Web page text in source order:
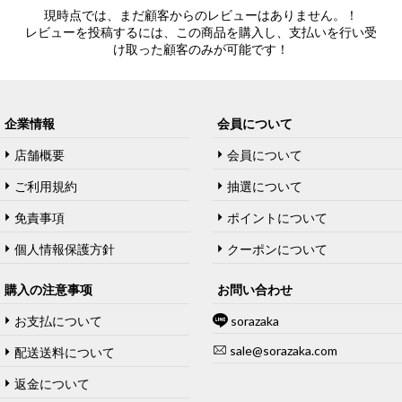
現時点では、まだ顧客からのレビューはありません。！
レビューを投稿するには、この商品を購入し、支払いを行い受
け取った顧客のみが可能です！
企業情報
店舗概要
ご利用規約
免責事項
個人情報保護方針
会員について
会員について
抽選について
ポイントについて
クーポンについて
購入の注意事项
お支払について
配送送料について
返金について
お問い合わせ
sorazaka
sale@sorazaka.com